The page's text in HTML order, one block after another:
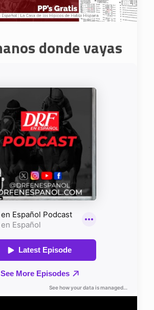
donde vayas